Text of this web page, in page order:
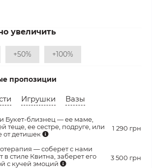
увеличить
+50% +100%
пропозиции
Игрушки Вазы
Букет-близнец — ее маме,
теще, ее сестре, подруге, или
от детишек
1 290 грн
— соберет с нами
в стиле Квитна, заберет его
с кучей эмоций
3 500 грн